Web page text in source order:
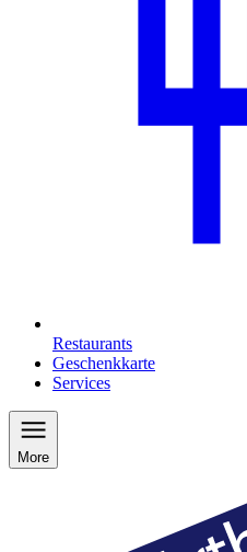
Restaurants
Geschenkkarte
Services
More